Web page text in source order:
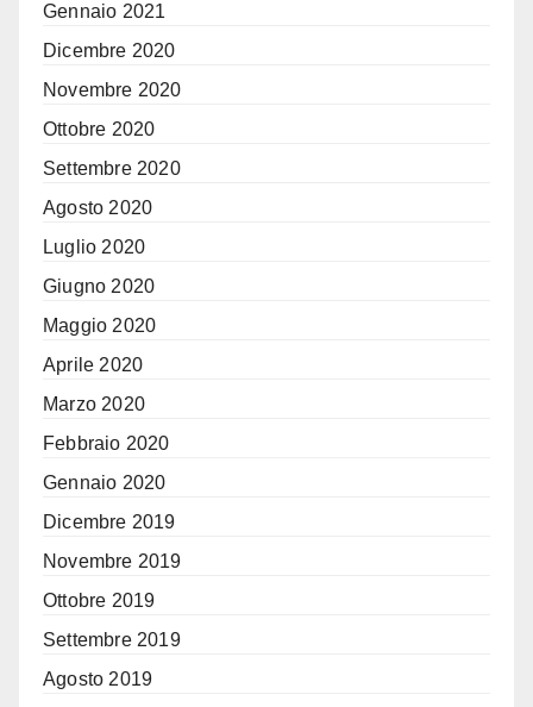
Gennaio 2021
Dicembre 2020
Novembre 2020
Ottobre 2020
Settembre 2020
Agosto 2020
Luglio 2020
Giugno 2020
Maggio 2020
Aprile 2020
Marzo 2020
Febbraio 2020
Gennaio 2020
Dicembre 2019
Novembre 2019
Ottobre 2019
Settembre 2019
Agosto 2019